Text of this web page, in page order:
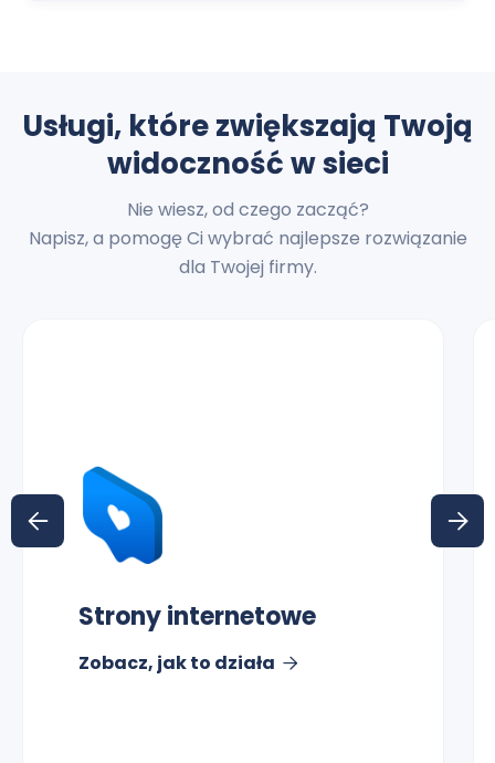
Usługi, które zwiększają Twoją
widoczność w sieci
Nie wiesz, od czego zacząć?
Napisz, a pomogę Ci wybrać najlepsze rozwiązanie
dla Twojej firmy.
Strony internetowe
Zobacz, jak to działa 
 